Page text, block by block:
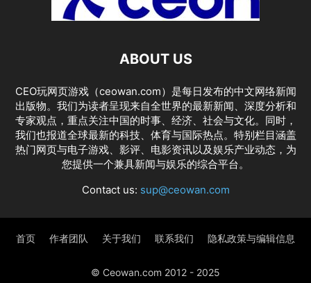
ABOUT US
CEO玩网页游戏（ceowan.com）是每日发布的中文网络新闻
出版物。我们为读者呈现来自全世界的最新新闻、深度分析和
专家观点，重点关注中国的时事、经济、社会与文化。同时，
我们也报道全球最新的科技、体育与国际热点。特别栏目涵盖
热门网页与电子游戏、影评、电影资讯以及娱乐产业动态，为
您提供一个兼具新闻与娱乐的综合平台。
Contact us: sup@ceowan.com
首页 作者团队 关于我们 联系我们 隐私政策与编辑信息
© Ceowan.com 2012 - 2025